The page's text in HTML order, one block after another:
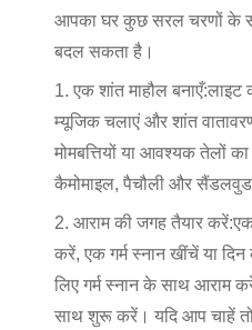
आपका घर कुछ सरल चरणों के
बदल सकता है।
1. एक शांत माहौल बनाएँ:लाइट
म्यूजिक चलाएं और शांत
मोमबत्तियों या आवश्यक तेलों
कैमोमाइल, पैचौली और
2. आराम की जगह तैयार करें:
करें, एक गर्म स्नान खींचें या
लिए गर्म स्नान के साथ आराम
साथ शुरू करें। यदि आप चाहें